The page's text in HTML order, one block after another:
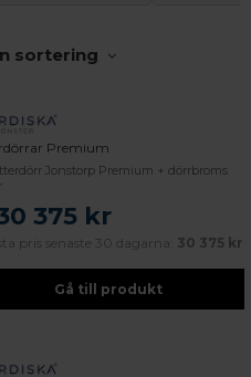
djup kompetens.
sortering
Premium
Jonstorp Premium + dörrbroms
375 kr
pris senaste 30 dagarna: 30 375 kr
Gå till produkt